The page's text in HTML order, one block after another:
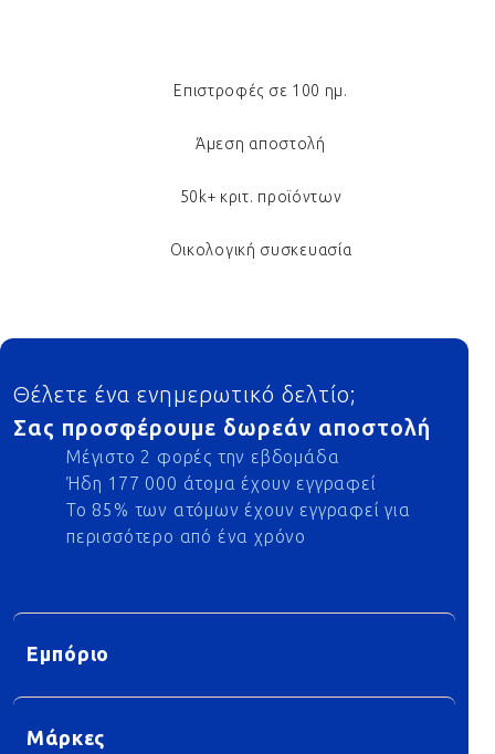
Επιστροφές σε 100 ημ.
Άμεση αποστολή
50k+ κριτ. προϊόντων
Οικολογική συσκευασία
Footer
Θέλετε ένα ενημερωτικό δελτίο;
Σας προσφέρουμε δωρεάν αποστολή
Μέγιστο 2 φορές την εβδομάδα
Ήδη 177 000 άτομα έχουν εγγραφεί
Το 85% των ατόμων έχουν εγγραφεί για
περισσότερο από ένα χρόνο
Εμπόριο
Μάρκες